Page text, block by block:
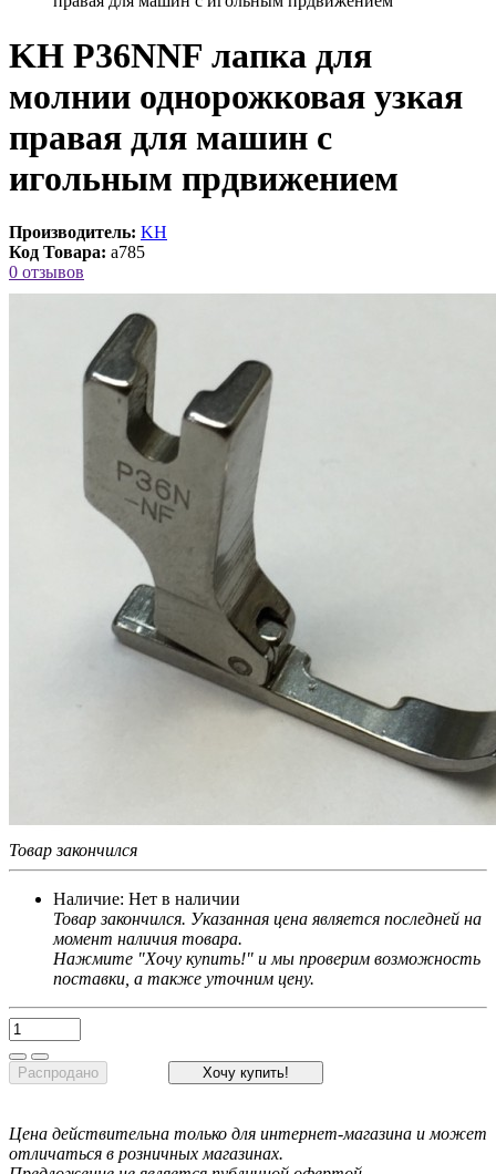
KH P36NNF лапка для
молнии однорожковая узкая
правая для машин с
игольным прдвижением
Производитель: KH
Код Товара: a785
0 отзывов
Товар закончился
Наличие: Нет в наличии
Товар закончился. Указанная цена является последней на
момент наличия товара.
Нажмите "Хочу купить!" и мы проверим возможность
поставки, а также уточним цену.
Распродано Хочу купить!
Цена действительна только для интернет-магазина и может
отличаться в розничных магазинах.